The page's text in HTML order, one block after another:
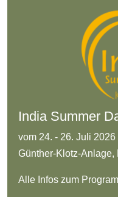
India Summer
vom 24. - 26. Juli 2026
Günther-Klotz-Anlage,
Alle Infos zum